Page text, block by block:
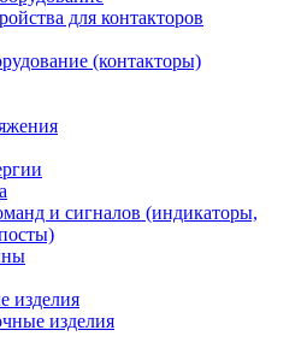
для контакторов
(контакторы)
и сигналов (индикаторы,
изделия
изделия